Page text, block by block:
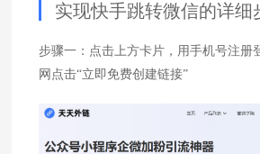
实现快手跳转微信的详细
步骤一：点击上方卡片，用手机号注册
网点击“立即免费创建链接”